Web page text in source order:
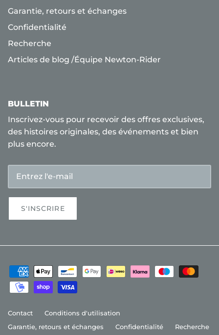
Garantie, retours et échanges
Confidentialité
Recherche
Articles de blog /Équipe Newton-Rider
BULLETIN
Inscrivez-vous pour recevoir des offres exclusives,
des histoires originales, des événements et bien
plus encore.
S'INSCRIRE
Contact
Conditions d'utilisation
Garantie, retours et échanges
Confidentialité Recherche